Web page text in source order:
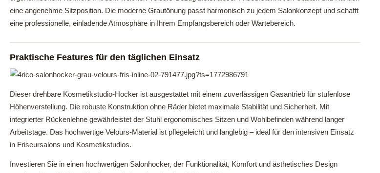
eine angenehme Sitzposition. Die moderne Grautönung passt harmonisch zu jedem Salonkonzept und schafft
eine professionelle, einladende Atmosphäre in Ihrem Empfangsbereich oder Wartebereich.
Praktische Features für den täglichen Einsatz
Dieser drehbare Kosmetikstudio-Hocker ist ausgestattet mit einem zuverlässigen Gasantrieb für stufenlose
Höhenverstellung. Die robuste Konstruktion ohne Räder bietet maximale Stabilität und Sicherheit. Mit
integrierter Rückenlehne gewährleistet der Stuhl ergonomisches Sitzen und Wohlbefinden während langer
Arbeitstage. Das hochwertige Velours-Material ist pflegeleicht und langlebig – ideal für den intensiven Einsatz
in Friseursalons und Kosmetikstudios.
Investieren Sie in einen hochwertigen Salonhocker, der Funktionalität, Komfort und ästhetisches Design